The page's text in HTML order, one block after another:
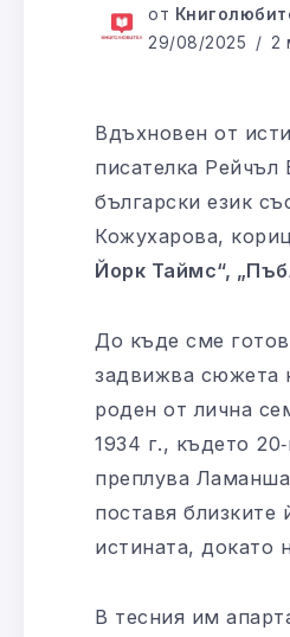
от
29/08/2025
2
Вдъхновен от
писателка Рейчъл
български език
Кожухарова,
Йорк Таймс“,
До къде сме
задвижва сюжета
роден от лична
1934 г., където
преплува
поставя
истината, докато
В тесния им